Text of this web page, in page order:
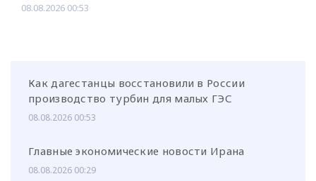
08.08.2026 00:53
Как дагестанцы восстановили в России
производство турбин для малых ГЭС
08.08.2026 00:53
Главные экономические новости Ирана
08.08.2026 00:29